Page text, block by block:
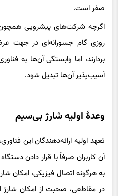
صفر است.
اگرچه شرکت‌های پیشرویی
روزی گام جسورانه‌ای در جهت
بردارند، اما وابستگی آن‌ها به
آسیب‌پذیر آن‌ها تبدیل شود.
وعدهٔ اولیه شارژ بی‌سیم
تعهد اولیه ارائه‌دهندگان این
آن کاربران صرفاً با قرار دادن
به هرگونه اتصال فیزیکی، امکان
در مقاطعی، صحبت از امکان شارژ